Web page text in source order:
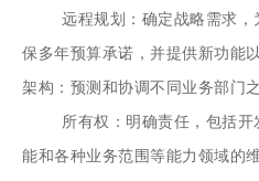
远程规划：确定战略需求，
保多年预算承诺，并提供新功能
架构：预测和协调不同业务部门
所有权：明确责任，包括开
能和各种业务范围等能力领域的